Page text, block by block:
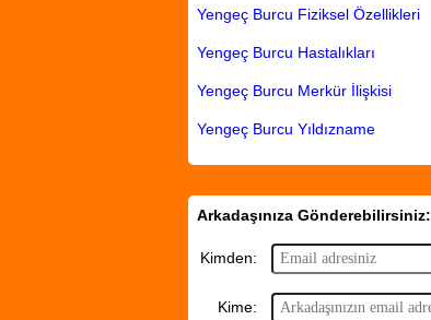
Yengeç Burcu Fiziksel Özellikleri
Yengeç Burcu Hastalıkları
Yengeç Burcu Merkür İlişkisi
Yengeç Burcu Yıldızname
Arkadaşınıza Gönderebilirsiniz:
Kimden:
Kime: